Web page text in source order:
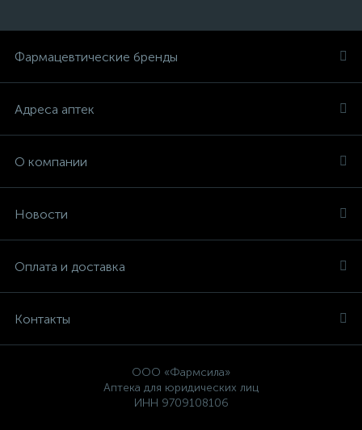
Фармацевтические бренды
Адреса аптек
О компании
Новости
Оплата и доставка
Контакты
ООО «Фармсила»
Аптека для юридических лиц
ИНН 9709108106